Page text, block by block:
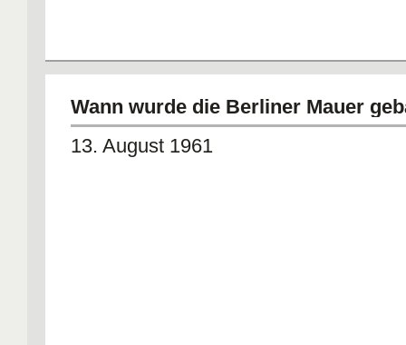
Wann wurde die Berliner Mauer
13. August 1961